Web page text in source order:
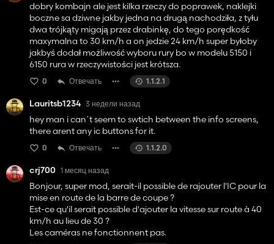
dobry kombajn ale jest kilka rzeczy do poprawek, naklejki
boczne sa dziwne jakby jedna na drugą nachodziła, z tyłu
dwa trójkąty migają przez drabinkę, do tego porędkość
maxymalna to 30 km/h a on jedzie 24 km/h super byłoby
jakbyś dodał możliwość wyboru rury bo w modelu 5150 i
6150 rura w rzeczywistości jest krótsza.
0 Отвечать 1.1.2.1
Lauritsb1234 3 недели назад
hey man i can´t seem to swtich between the info screens,
there arent any ic buttons for it.
0 Отвечать 1.1.2.0
crj700 1 месяц назад
Bonjour, super mod, serait-il possible de rajouter l'IC pour la
mise en route de la barre de coupe ?
Est-ce qu'il serait possible d'ajouter la vitesse sur route à 40
km/h au lieu de 30 ?
Les caméras ne fonctionnent pas.